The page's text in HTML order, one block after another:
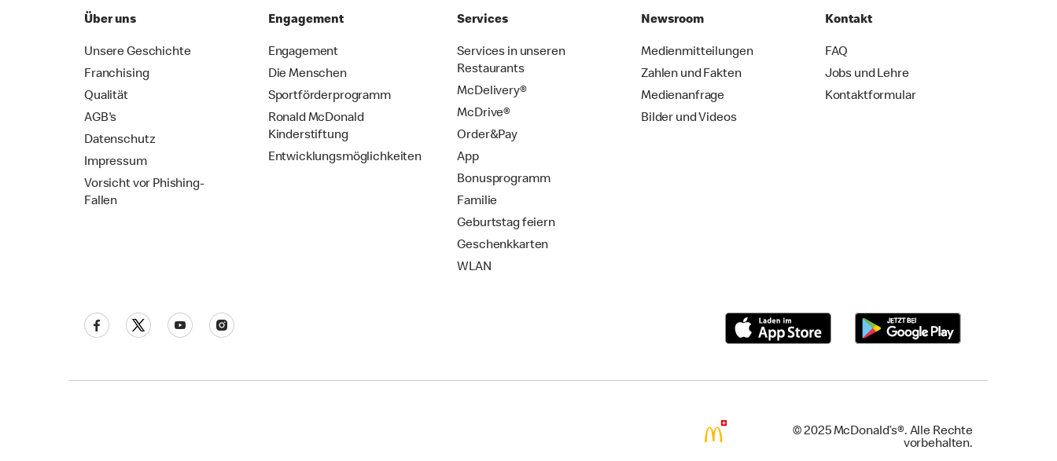
Über uns
Unsere Geschichte
Franchising
Qualität
AGB's
Datenschutz
Impressum
Vorsicht vor Phishing-
Fallen
Engagement
Engagement
Die Menschen
Sportförderprogramm
Ronald McDonald
Kinderstiftung
Entwicklungsmöglichkeiten
Services
Services in unseren
Restaurants
McDelivery®
McDrive®
Order&Pay
App
Bonusprogramm
Familie
Geburtstag feiern
Geschenkkarten
WLAN
Newsroom
Medienmitteilungen
Zahlen und Fakten
Medienanfrage
Bilder und Videos
Kontakt
FAQ
Jobs und Lehre
Kontaktformular
© 2025 McDonald’s®. Alle Rechte
vorbehalten.